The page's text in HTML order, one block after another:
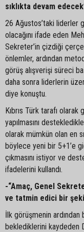
sıklıkta devam
26 Ağustos’taki liderler
olacağını ifade eden
Sekreter’in çizdiği
önlemler, ardından
görüş alışverişi süreci
daha sonra liderlerin
diye konuştu.
Kıbrıs Türk tarafı olarak
yapılmasını
olarak mümkün olan en
böylece yeni bir 5+1’e
çıkmasını istiyor ve
ifadelerini kullandı.
-“Amaç, Genel
ve tatmin edici bir
İlk görüşmenin ardından
beklediklerini kaydeden